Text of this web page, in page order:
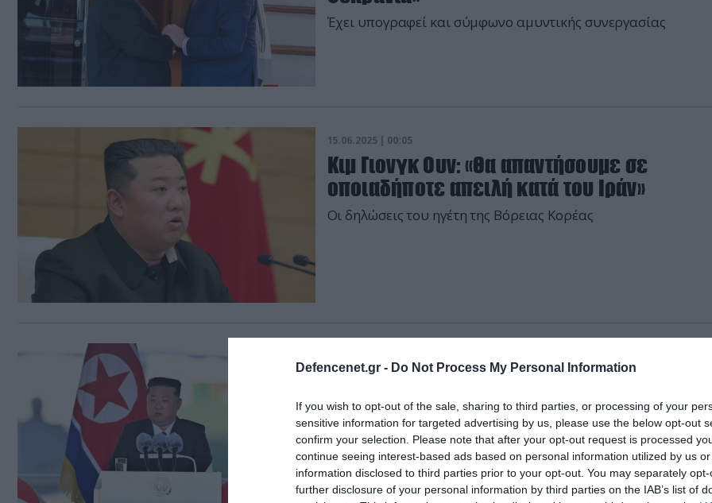
Defencenet.gr - Do Not Process My Personal Information
If you wish to opt-out of the sale, sharing to third parties, or processing of your
sensitive information for targeted advertising by us, please use the below opt-out
confirm your selection. Please note that after your opt-out request is processed
continue seeing interest-based ads based on personal information utilized by us
information disclosed to third parties prior to your opt-out. You may separately
further disclosure of your personal information by third parties on the IAB’s list of
Έχει υπογραφεί και σύμφωνο αμυντικής συνεργασίας
15.06.2025 | 00:05
Κιμ Γιονγκ Ουν: «Θα απαντήσουμε σε
οποιαδήποτε απειλή κατά του Ιράν»
Οι δηλώσεις του ηγέτη της Βόρειας Κορέας
Β.Κορέα: Σοβαρό ατύχημα κατά την
νέου αντιτορπιλικού 5.000 τόνων
Ο Κιμ Γιονγκ Ουν έκανε λόγο για «έγκλημα που οφειλόταν σε
απόλυτη αμέλεια» και «ανευθυνότητα»